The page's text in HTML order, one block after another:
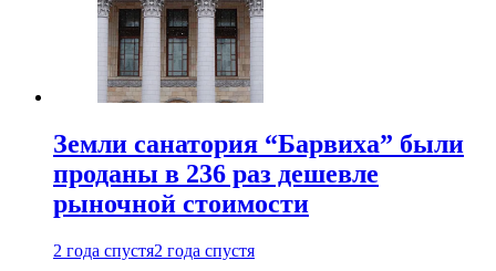
Земли санатория “Барвиха” были
проданы в 236 раз дешевле
рыночной стоимости
2 года спустя2 года спустя